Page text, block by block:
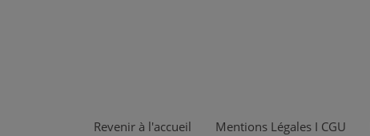
Revenir à l'accueil Mentions Légales I CGU